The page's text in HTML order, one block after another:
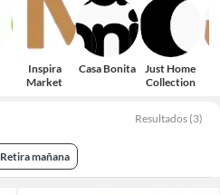
Inspira
Market
Casa Bonita
Just Home
Collection
Resultados (3)
Retira mañana